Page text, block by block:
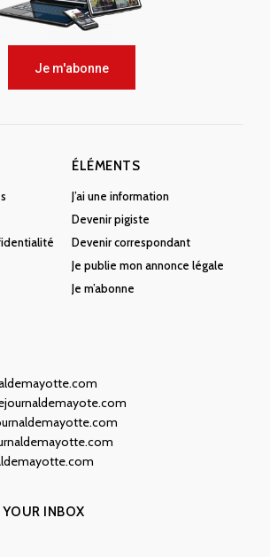
Je m'abonne
ÉLÉMENTS
J’ai une information
Devenir pigiste
Devenir correspondant
Je publie mon annonce légale
Je m’abonne
YOUR INBOX